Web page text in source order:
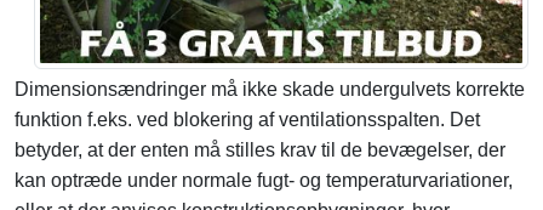
Dimensionsændringer må ikke skade undergulvets korrekte
funktion f.eks. ved blokering af ventilationsspalten. Det
betyder, at der enten må stilles krav til de bevægelser, der
kan optræde under normale fugt- og temperaturvariationer,